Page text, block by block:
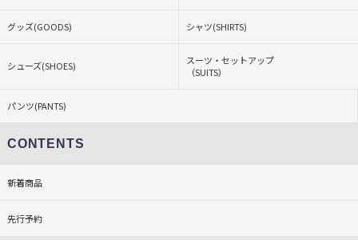
グッズ(GOODS) シャツ(SHIRTS)
シューズ(SHOES)
スーツ・セットアップ
（SUITS）
パンツ(PANTS)
CONTENTS
新着商品
先行予約